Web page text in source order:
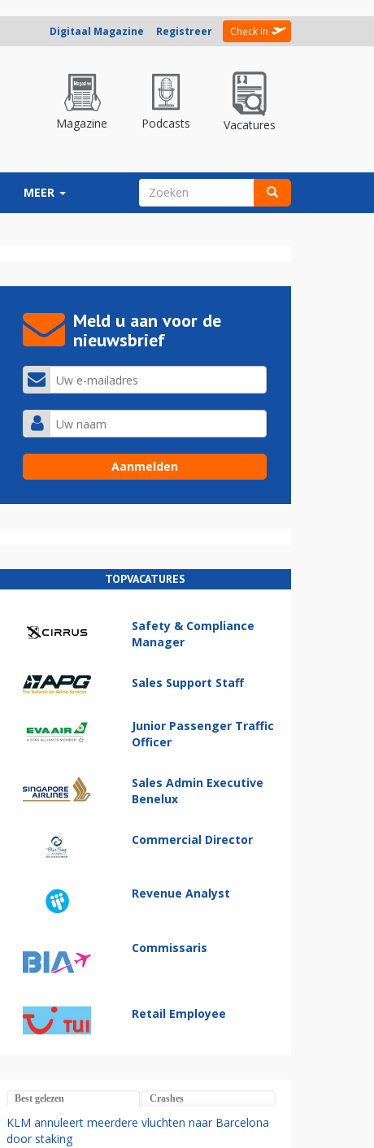
Digitaal Magazine Registreer Check in
Magazine Podcasts Vacatures
MEER ZOEKVELD
Meld u aan voor de
nieuwsbrief
TOPVACATURES
Safety & Compliance
Manager
Sales Support Staff
Junior Passenger Traffic
Officer
Sales Admin Executive
Benelux
Commercial Director
Revenue Analyst
Commissaris
Retail Employee
Best gelezen Crashes
KLM annuleert meerdere vluchten naar Barcelona
door staking